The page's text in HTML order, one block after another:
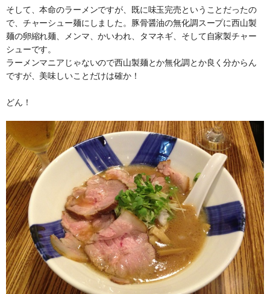
そして、本命のラーメンですが、既に味玉完売ということだったの
で、チャーシュー麺にしました。豚骨醤油の無化調スープに西山製
麺の卵縮れ麺、メンマ、かいわれ、タマネギ、そして自家製チャー
シューです。
ラーメンマニアじゃないので西山製麺とか無化調とか良く分からん
ですが、美味しいことだけは確か！
どん！